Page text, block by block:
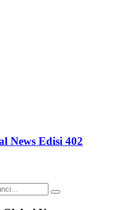
News Edisi 402
Search